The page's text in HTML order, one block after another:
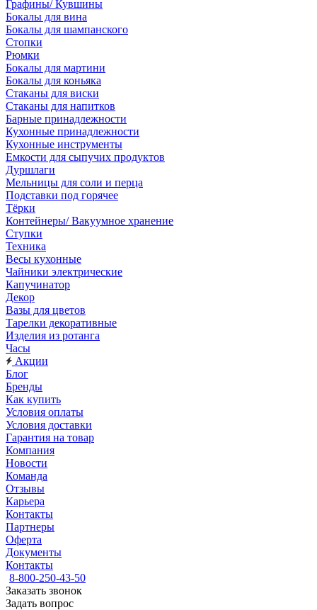
Графины/ Кувшины
Бокалы для вина
Бокалы для шампанского
Стопки
Рюмки
Бокалы для мартини
Бокалы для коньяка
Стаканы для виски
Стаканы для напитков
Барные принадлежности
Кухонные принадлежности
Кухонные инструменты
Емкости для сыпучих продуктов
Дуршлаги
Мельницы для соли и перца
Подставки под горячее
Тёрки
Контейнеры/ Вакуумное хранение
Ступки
Техника
Весы кухонные
Чайники электрические
Капучинатор
Декор
Вазы для цветов
Тарелки декоративные
Изделия из ротанга
Часы
Акции
Блог
Бренды
Как купить
Условия оплаты
Условия доставки
Гарантия на товар
Компания
Новости
Команда
Отзывы
Карьера
Контакты
Партнеры
Оферта
Документы
Контакты
8-800-250-43-50
Заказать звонок
Задать вопрос